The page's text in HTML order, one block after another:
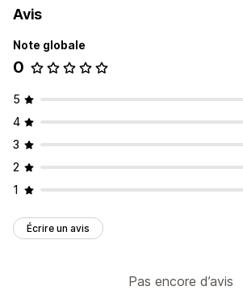
Avis
Note globale
0
5
4
3
2
1
Écrire un avis
Pas encore d’avis